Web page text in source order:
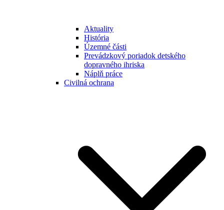
Aktuality
História
Územné části
Prevádzkový poriadok detského
dopravného ihriska
Náplň práce
Civilná ochrana